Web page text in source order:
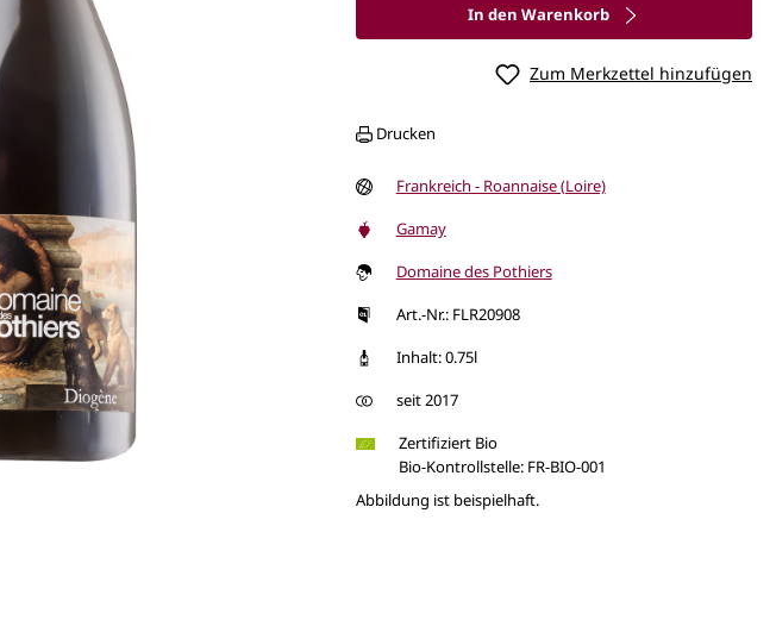
In den Warenkorb
Zum Merkzettel hinzufügen
Drucken
Frankreich - Roannaise (Loire)
Gamay
Domaine des Pothiers
Art.-Nr.: FLR20908
Inhalt: 0.75l
seit 2017
Zertifiziert Bio
Bio-Kontrollstelle: FR-BIO-001
Abbildung ist beispielhaft.